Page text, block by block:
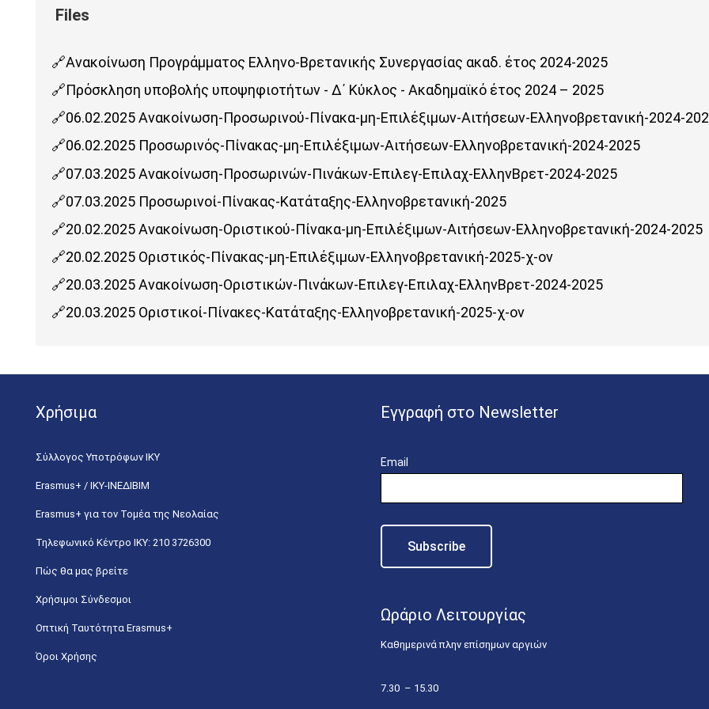
Ανακοίνωση Προγράμματος Ελληνο-Βρετανικής Συνεργασίας ακαδ. έτος 2024-2025
Πρόσκληση υποβολής υποψηφιοτήτων - Δ΄ Κύκλος - Ακαδημαϊκό έτος 2024 – 2025
06.02.2025 Ανακοίνωση-Προσωρινού-Πίνακα-μη-Επιλέξιμων-Αιτήσεων-Ελληνοβρετανική-2024-
06.02.2025 Προσωρινός-Πίνακας-μη-Επιλέξιμων-Αιτήσεων-Ελληνοβρετανική-2024-2025
07.03.2025 Ανακοίνωση-Προσωρινών-Πινάκων-Επιλεγ-Επιλαχ-ΕλληνΒρετ-2024-2025
07.03.2025 Προσωρινοί-Πίνακας-Κατάταξης-Ελληνοβρετανική-2025
20.02.2025 Ανακοίνωση-Οριστικού-Πίνακα-μη-Επιλέξιμων-Αιτήσεων-Ελληνοβρετανική-2024-2025
20.02.2025 Οριστικός-Πίνακας-μη-Επιλέξιμων-Ελληνοβρετανική-2025-χ-ον
20.03.2025 Ανακοίνωση-Οριστικών-Πινάκων-Επιλεγ-Επιλαχ-ΕλληνΒρετ-2024-2025
20.03.2025 Οριστικοί-Πίνακες-Κατάταξης-Ελληνοβρετανική-2025-χ-ον
Χρήσιμα
Σύλλογος Υποτρόφων ΙΚΥ
Erasmus+ / ΙΚΥ-ΙΝΕΔΙΒΙΜ
Erasmus+ για τον Τομέα της Νεολαίας
Τηλεφωνικό Κέντρο IKY: 210 3726300
Πώς θα μας βρείτε
Χρήσιμοι Σύνδεσμοι
Οπτική Ταυτότητα Erasmus+
Όροι Χρήσης
Εγγραφή στο Newsletter
Email
Ωράριο Λειτουργίας
Καθημερινά πλην επίσημων αργιών
7.30 – 15.30